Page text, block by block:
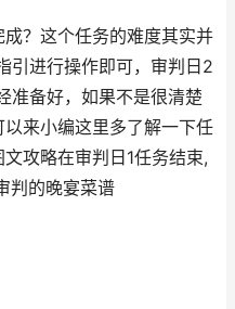
？这个任务的难度其实并
引进行操作即可，审判日2
准备好，如果不是很清楚
来小编这里多了解一下任
攻略在审判日1任务结束,
判的晚宴菜谱